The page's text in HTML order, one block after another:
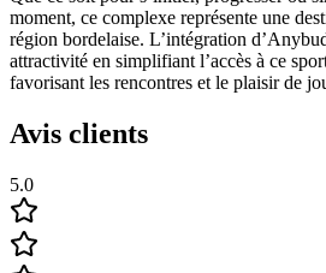
moment, ce complexe représente une
région bordelaise. L’intégration
attractivité en simplifiant l’accès à ce
favorisant les rencontres et le plaisir de
Avis clients
5.0